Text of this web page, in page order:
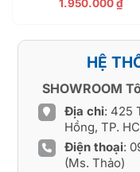
1.950.000₫
HỆ
SHOWROOM
Địa chỉ: 425
Hồng, TP.
Điện thoại:
(Ms. Thảo)